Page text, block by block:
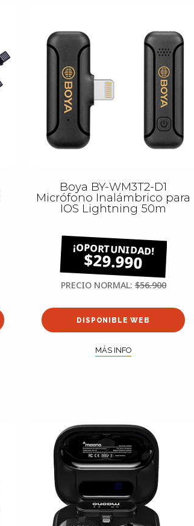
Boya BY-WM3T2-D1
Micrófono Inalámbrico para
IOS Lightning 50m
$29.990
PRECIO NORMAL:$56.900
DISPONIBLE WEB
MÁS INFO